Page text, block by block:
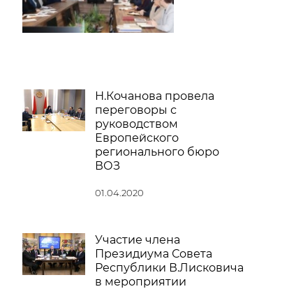
Н.Кочанова провела
переговоры с
руководством
Европейского
регионального бюро
ВОЗ
01.04.2020
Участие члена
Президиума Совета
Республики В.Лисковича
в мероприятии